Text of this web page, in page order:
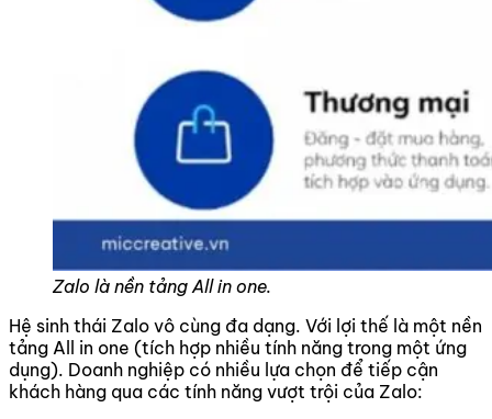
Zalo là nền tảng All in one.
Hệ sinh thái Zalo vô cùng đa dạng. Với lợi thế là một nền
tảng All in one (tích hợp nhiều tính năng trong một ứng
dụng). Doanh nghiệp có nhiều lựa chọn để tiếp cận
khách hàng qua các tính năng vượt trội của Zalo: